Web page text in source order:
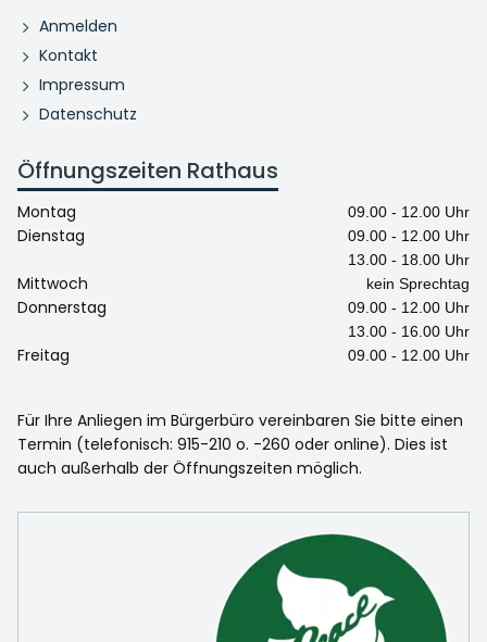
Anmelden
Kontakt
Impressum
Datenschutz
Öffnungszeiten Rathaus
Montag 09.00 - 12.00 Uhr
Dienstag
09.00 - 12.00 Uhr
13.00 - 18.00 Uhr
Mittwoch kein Sprechtag
Donnerstag
09.00 - 12.00 Uhr
13.00 - 16.00 Uhr
Freitag 09.00 - 12.00 Uhr
Für Ihre Anliegen im Bürgerbüro vereinbaren Sie bitte einen
Termin (telefonisch: 915-210 o. -260 oder online). Dies ist
auch außerhalb der Öffnungszeiten möglich.